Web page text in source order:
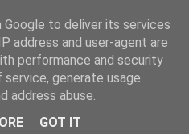
to deliver its services
address and user-agent are
performance and security
generate usage
address abuse.
GOT IT